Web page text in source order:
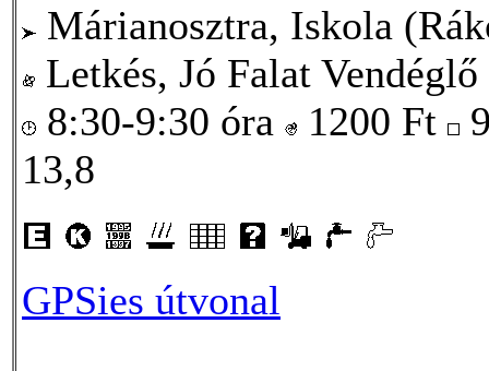
Márianosztra, Iskola
Letkés, Jó Falat Vendéglő
8:30-9:30 óra
1200 Ft
13,8
GPSies útvonal